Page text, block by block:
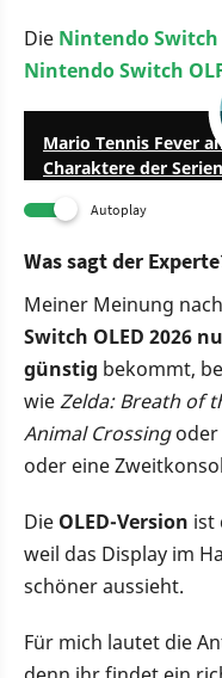
Die Nintendo Switch
Nintendo Switch
Mario Tennis Fever
Charaktere der
Autoplay
Was sagt der
Meiner Meinung
Switch OLED 2026
günstig bekommt,
wieZelda: Breath of
Animal Crossingoder
oder eine
Die OLED-Version ist
weil das Display im
schöner aussieht.
Für mich lautet die